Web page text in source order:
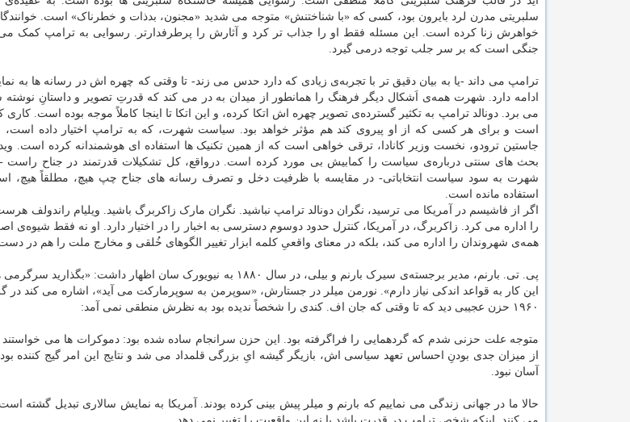
سلبریتی مدرن لرد بایرون بود، کسی که «با شناختنش» متوجه می شدید «مجنون، بدذات و خطرناک» است. خوانندگان
خواهرش زنا کرده است. این مسئله فقط او را جذاب تر کرد و آثارش را پرطرفدارتر. رسوایی به ترامپ کمک می
جنگی است که بر سر جلب توجه درمی گیرد.
ترامپ می داند -یا به بیان دقیق تر با تجربه‌ی زیادی که دارد حدس می زند- تا وقتی که چهره اش در رسانه ها به
ادامه دارد. شهرت همه‌ی اَشکال دیگر فرهنگ را همانطور از میدان به در می کند که قدرتِ تصویر و داستانِ نوشته
می برد. دونالد ترامپ به تکثیر گسترده‌ی تصویر چهره اش اتکا کرده، و این اتکا تا اینجا کاملاً موجه بوده است. کاری
است و برای هر کسی که از او پیروی کند هم مؤثر خواهد بود. سیاست شهرت، که به ترامپ اختیار داده است،
جاستین ترودو، نخست وزیر کانادا، ترقی خواهی است که از همین تکنیک ها استفاده ای هوشمندانه کرده است. ویدیو
بحث های سنتی درباره‌ی سیاست را کمابیش بی مورد کرده است. درواقع، کل تشکیلات قدرتمند در جناح راست -
شهرت به سود سیاست انتخاباتی- در مقایسه با ظرفیت دخل و تصرف رسانه های جناح چپ هیچ، مطلقاً هیچ،
استفاده مانده است.
را اداره می کرد. زاکربرگ، در آمریکا، کنترل حدود دوسوم دسترسی به اخبار را در اختیار دارد. او نه فقط شیوه‌ی
همه‌ی شهروندان را اداره می کند، بلکه در معنای واقعیِ کلمه ابزار تغییر الگوهای خُلقی و مخارج ملت را هم در
پی. تی. بارنم، مدیر برجسته‌ی سیرک بارنم و بیلی، در سال ۱۸۸۰ به نیویورک سان اظهار
این کار به قواعد اندکی نیاز دارم». نورمن میلر در جستارش، «سوپرمن به سوپرمارکت می آید»، اشاره می کند در
۱۹۶۰ حزن عجیبی دید که تا وقتی که جان اف. کندی را شخصاً ندیده بود به نظرش منطقی نمی آمد:
متوجه علت حزنی شدم که گردهمایی را فراگرفته بود. این حزن سرانجام ساده شده بود: دموکرات ها می خواستند
از میزان جدی بودنِ احساس تعهد سیاسی اش، بازیگر گیشه ایِ بزرگی قلمداد می شد و نتایج این امر گیج کننده بود
آسان نبود.
حالا ما در جهانی زندگی می نماییم که بارنم و میلر پیش بینی کرده بودند. آمریکا به نمایش سالاری تبدیل گشته